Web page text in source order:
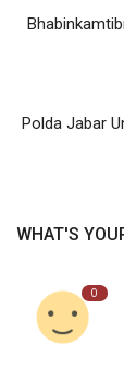
Polda Jabar
WHAT'S
0